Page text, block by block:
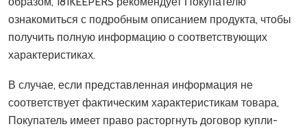
ознакомиться с подробным описанием продукта, чтобы
получить полную информацию о соответствующих
характеристиках.
В случае, если представленная информация не
соответствует фактическим характеристикам товара,
Покупатель имеет право расторгнуть договор купли-